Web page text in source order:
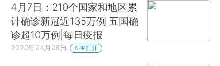
4月7日：210个国家和地区累
计确诊新冠近135万例 五国确
诊超10万例|每日疫报
2020年04月08日 APP打开